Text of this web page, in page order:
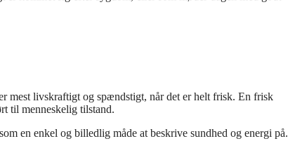
mest livskraftigt og spændstigt, når det er helt frisk. En frisk
til menneskelig tilstand.
en enkel og billedlig måde at beskrive sundhed og energi på.